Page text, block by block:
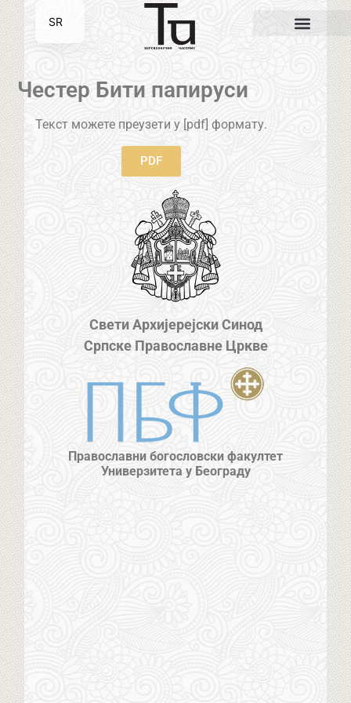
Честер Бити папируси
Текст можете преузети у [pdf] формату.
PDF
Свети Архијерејски Синод
Српске Православне Цркве
Православни богословски факултет
Универзитета у Београду
SR
EN